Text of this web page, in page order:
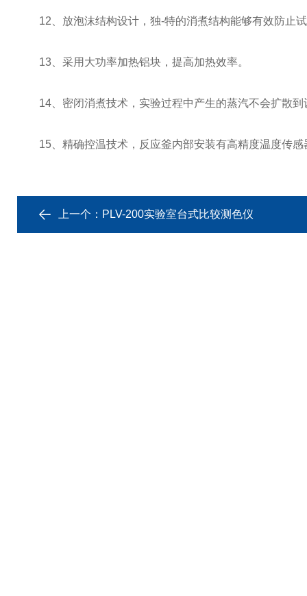
12、放泡沫结构设计，独-特的消煮结构能够有效防止试
13、采用大功率加热铝块，提高加热效率。
14、密闭消煮技术，实验过程中产生的蒸汽不会扩散到
15、精确控温技术，反应釜内部安装有高精度温度传感
上一个： PLV-200实验室台式比较测色仪